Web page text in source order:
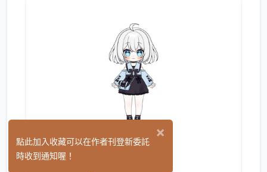
乃云 (0)
×
點此加入收藏可以在作者刊登新委託
時收到通知喔！